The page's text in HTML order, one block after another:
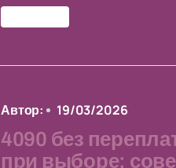
Автор: 19/03/2026
4090 без
при выборе: